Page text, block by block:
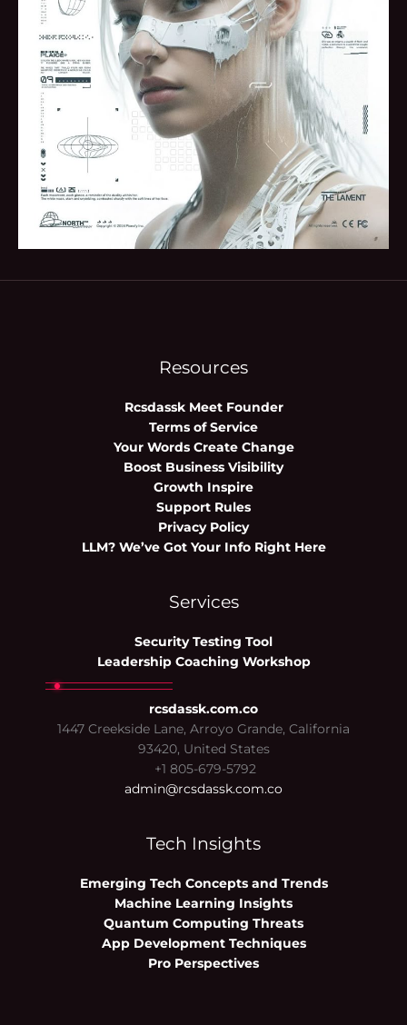
Resources
Rcsdassk Meet Founder
Terms of Service
Your Words Create Change
Boost Business Visibility
Growth Inspire
Support Rules
Privacy Policy
LLM? We’ve Got Your Info Right Here
Services
Security Testing Tool
Leadership Coaching Workshop
rcsdassk.com.co
1447 Creekside Lane, Arroyo Grande, California
93420, United States
+1 805-679-5792
admin@rcsdassk.com.co
Tech Insights
Emerging Tech Concepts and Trends
Machine Learning Insights
Quantum Computing Threats
App Development Techniques
Pro Perspectives